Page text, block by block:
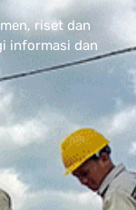
riset dan
informasi dan